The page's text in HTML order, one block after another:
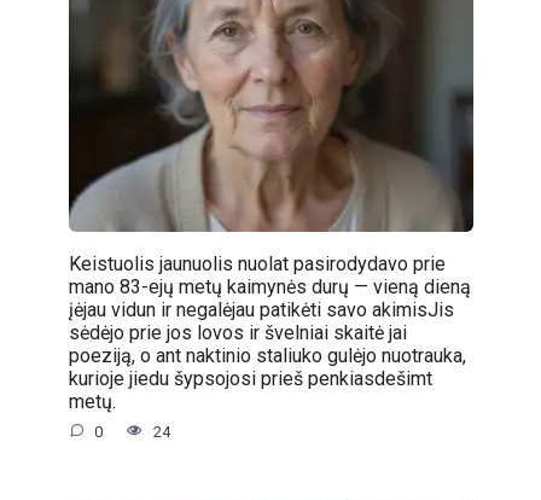
Keistuolis jaunuolis nuolat pasirodydavo prie
mano 83-ejų metų kaimynės durų — vieną dieną
įėjau vidun ir negalėjau patikėti savo akimisJis
sėdėjo prie jos lovos ir švelniai skaitė jai
poeziją, o ant naktinio staliuko gulėjo nuotrauka,
kurioje jiedu šypsojosi prieš penkiasdešimt
metų.
0 24